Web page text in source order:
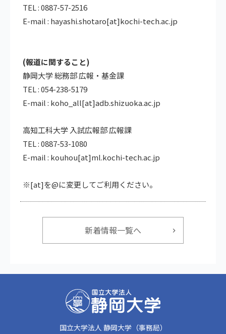
TEL : 0887-57-2516
E-mail : hayashi.shotaro[at]kochi-tech.ac.jp
(報道に関すること)
静岡大学 総務部 広報・基金課
TEL : 054-238-5179
E-mail : koho_all[at]adb.shizuoka.ac.jp
高知工科大学 入試広報部 広報課
TEL : 0887-53-1080
E-mail : kouhou[at]ml.kochi-tech.ac.jp
※[at]を@に変更してご利用ください。
新着情報一覧へ
国立大学法人 静岡大学（事務局）